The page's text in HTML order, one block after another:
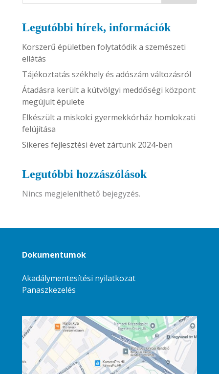
Legutóbbi hírek, információk
Korszerű épületben folytatódik a szemészeti
ellátás
Tájékoztatás székhely és adószám változásról
Átadásra került a kútvölgyi meddőségi központ
megújult épülete
Elkészült a miskolci gyermekkórház homlokzati
felújítása
Sikeres fejlesztési évet zártunk 2024-ben
Legutóbbi hozzászólások
Nincs megjeleníthető bejegyzés.
Dokumentumok
Akadálymentesítési nyilatkozat
Panaszkezelés